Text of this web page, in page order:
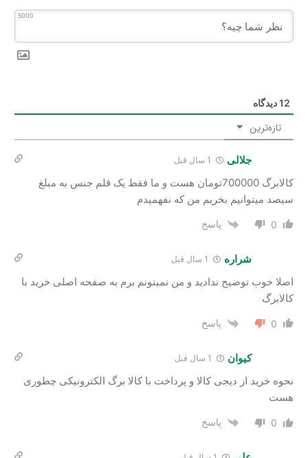
5000
12دیدگاه
تازه‌ترین
جلالی
کالابرگ 700000تومان هست و ما فقط یک قلم جنس به مبلغ
سیصد میتوانیم بخریم من که نفهمیدم
0 پاسخ
شراره
اصلا خوب توضیح ندادید و من نمیتونم برم به صفحه اصلی خرید با
کالابرگ
0 پاسخ
کیوان
نحوه خرید از دیجی کالا و پرداخت با کالا برگ الکترونیکی چطوری
هست
0 پاسخ